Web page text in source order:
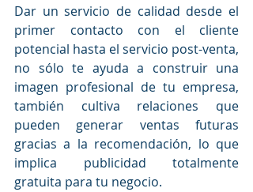
Dar un servicio de calidad desde el
primer contacto con el cliente
potencial hasta el servicio post-venta,
no sólo te ayuda a construir una
imagen profesional de tu empresa,
también cultiva relaciones que
pueden generar ventas futuras
gracias a la recomendación, lo que
implica publicidad totalmente
gratuita para tu negocio.